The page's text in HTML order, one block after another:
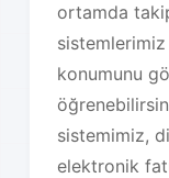
ortamda
sistemlerimiz
konumunu
sistemimiz,
elektronik